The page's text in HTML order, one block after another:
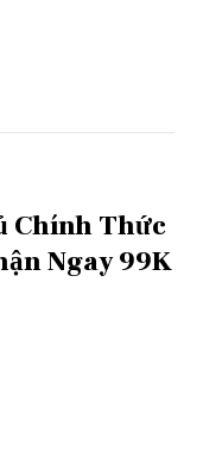
Chính Thức
Ngay 99K